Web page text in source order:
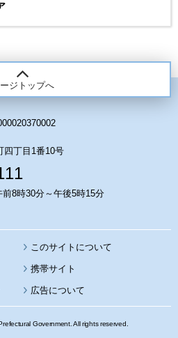
ジトップへ
丁目1番10号
8時30分～午後5時15分
このサイトについて
携帯サイト
広告について
Government. All rights reserved.